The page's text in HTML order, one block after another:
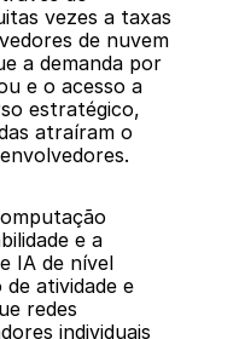
vezes a taxas
de nuvem
a demanda por
e o acesso a
estratégico,
atraíram o
e a
IA de nível
atividade e
redes
individuais